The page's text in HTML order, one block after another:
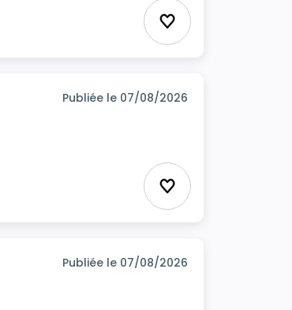
Ajouter aux
Publiée le 07/08/2026
Ajouter aux
Publiée le 07/08/2026